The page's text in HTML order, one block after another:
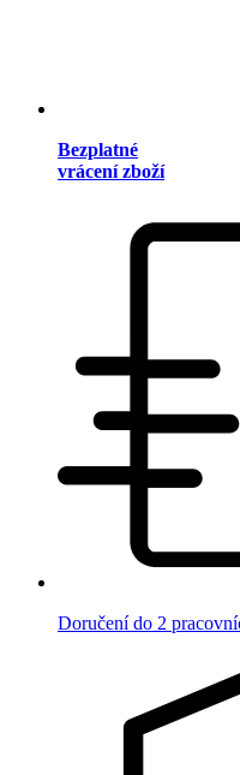
Bezplatné
vrácení zboží
Doručení do 2